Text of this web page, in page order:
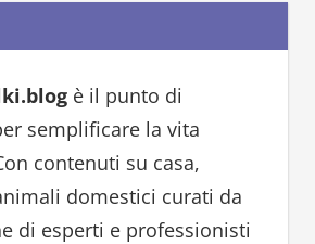
è il punto di
semplificare la vita
contenuti su casa,
domestici curati da
di esperti e professionisti